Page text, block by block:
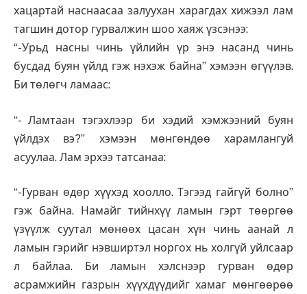
хацартай наснаасаа залуухан харагдах хижээл лам
тагшин дотор гурвалжин шоо хаяж үзсэнээ:
“-Урьд насны чинь үйлийн үр энэ насанд чинь
бусдад буян үйлд гэж нэхэж байна” хэмээн өгүүлэв.
Би төлөгч ламаас:
“- Ламтаан тэгэхлээр би хэдий хэмжээний буян
үйлдэх вэ?” хэмээн мөнгөндөө харамлангуй
асуулаа. Лам эрхээ татсанаа:
“-Гурван өдөр хүүхэд хоолло. Тэгээд гайгүй болно”
гэж байна. Намайг тийнхүү ламын гэрт төөргөө
үзүүлж суутал мөнөөх цасан хүн чинь аанай л
ламын гэрийг нэвширтэл норгох нь холгүй уйлсаар
л байлаа. Би ламын хэлснээр гурван өдөр
асрамжийн газрын хүүхдүүдийг хамаг мөнгөөрөө